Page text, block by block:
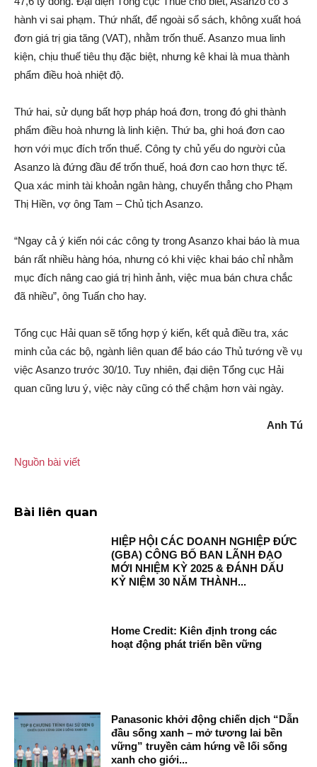
hành vi sai phạm. Thứ nhất, để ngoài sổ sách, không xuất hoá
đơn giá trị gia tăng (VAT), nhằm trốn thuế. Asanzo mua linh
kiện, chịu thuế tiêu thụ đặc biệt, nhưng kê khai là mua thành
phẩm điều hoà nhiệt độ.
Thứ hai, sử dụng bất hợp pháp hoá đơn, trong đó ghi thành
phẩm điều hoà nhưng là linh kiện. Thứ ba, ghi hoá đơn cao
hơn với mục đích trốn thuế. Công ty chủ yếu do người của
Asanzo là đứng đầu để trốn thuế, hoá đơn cao hơn thực tế.
Qua xác minh tài khoản ngân hàng, chuyển thẳng cho Phạm
Thị Hiền, vợ ông Tam – Chủ tịch Asanzo.
“Ngay cả ý kiến nói các công ty trong Asanzo khai báo là mua
bán rất nhiều hàng hóa, nhưng có khi việc khai báo chỉ nhằm
mục đích nâng cao giá trị hình ảnh, việc mua bán chưa chắc
đã nhiều”, ông Tuấn cho hay.
Tổng cục Hải quan sẽ tổng hợp ý kiến, kết quả điều tra, xác
minh của các bộ, ngành liên quan để báo cáo Thủ tướng về vụ
việc Asanzo trước 30/10. Tuy nhiên, đại diện Tổng cục Hải
quan cũng lưu ý, việc này cũng có thể chậm hơn vài ngày.
Anh Tú
Nguồn bài viết
Bài liên quan
HIỆP HỘI CÁC DOANH NGHIỆP ĐỨC
(GBA) CÔNG BỐ BAN LÃNH ĐẠO
MỚI NHIỆM KỲ 2025 & ĐÁNH DẤU
KỶ NIỆM 30 NĂM THÀNH...
Home Credit: Kiên định trong các
hoạt động phát triển bền vững
Panasonic khởi động chiến dịch “Dẫn
đầu sống xanh – mở tương lai bền
vững” truyền cảm hứng về lối sống
xanh cho giới...